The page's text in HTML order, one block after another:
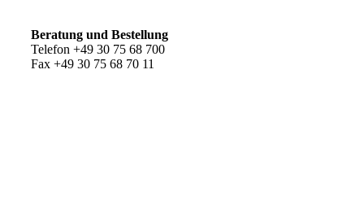
Beratung und Bestellung
Telefon +49 30 75 68 700
Fax +49 30 75 68 70 11